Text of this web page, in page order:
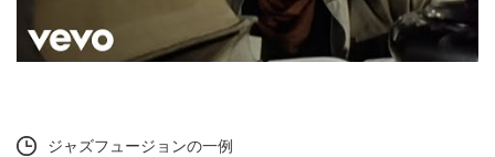
ジャズフュージョンの一例